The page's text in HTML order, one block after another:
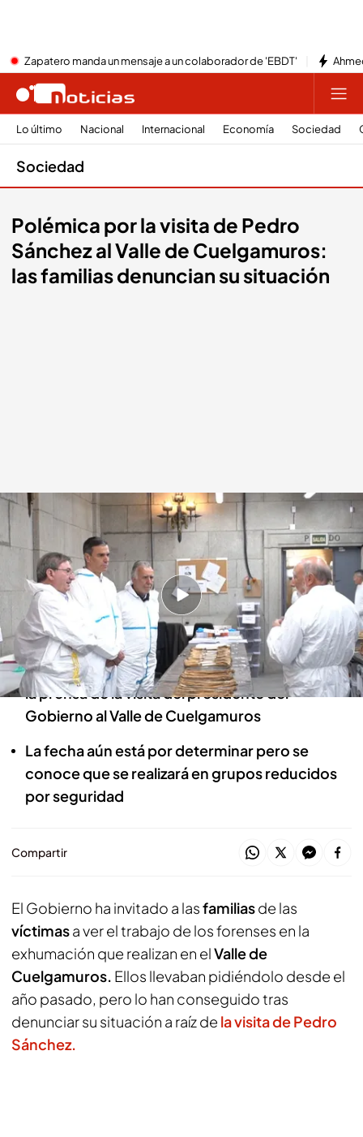
Zapatero manda un mensaje a un colaborador de 'EBDT'
Lo último Nacional Internacional Economía Sociedad
Sociedad
Polémica por la visita de Pedro
Sánchez al Valle de Cuelgamuros:
las familias denuncian su situación
Las familias de las víctimas irán al Valle de Cuelgamuros
Redacción digital Noticias Cuatro
05 ABR 2024 - 18:37h.
El abogado de Memoria Histórica afirma que
llevan pidiendo acudir desde junio de 2023
Los familiares de las víctimas se enteraron por
la prensa de la visita del presidente del
Gobierno al Valle de Cuelgamuros
La fecha aún está por determinar pero se
conoce que se realizará en grupos reducidos
por seguridad
Compartir
El Gobierno ha invitado a lasfamiliasde las
víctimasa ver el trabajo de los forenses en la
exhumación que realizan en elValle de
Cuelgamuros. Ellos llevaban pidiéndolo desde el
año pasado, pero lo han conseguido tras
denunciar su situación a raíz de la visita de Pedro
Sánchez.